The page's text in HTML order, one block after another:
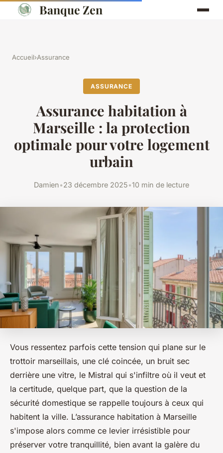
Banque Zen
Accueil›Assurance
ASSURANCE
Assurance habitation à
Marseille : la protection
optimale pour votre logement
urbain
Damien•23 décembre 2025•10 min de lecture
Vous ressentez parfois cette tension qui plane sur le
trottoir marseillais, une clé coincée, un bruit sec
derrière une vitre, le Mistral qui s'infiltre où il veut et
la certitude, quelque part, que la question de la
sécurité domestique se rappelle toujours à ceux qui
habitent la ville. L’assurance habitation à Marseille
s'impose alors comme ce levier irrésistible pour
préserver votre tranquillité, bien avant la galère du